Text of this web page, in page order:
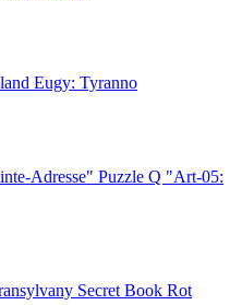
Eugy: Tyranno
Puzzle Q "Art-05:
Secret Book Rot